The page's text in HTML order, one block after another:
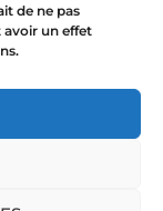
de ne pas
un effet